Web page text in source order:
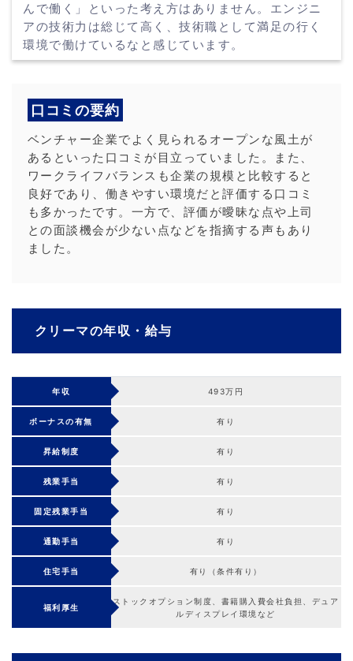
んで働く」といった考え方はありません。エンジニ
アの技術力は総じて高く、技術職として満足の行く
環境で働けているなと感じています。
口コミの要約
ベンチャー企業でよく見られるオープンな風土が
あるといった口コミが目立っていました。また、
ワークライフバランスも企業の規模と比較すると
良好であり、働きやすい環境だと評価する口コミ
も多かったです。一方で、評価が曖昧な点や上司
との面談機会が少ない点などを指摘する声もあり
ました。
クリーマの年収・給与
年収 493万円
ボーナスの有無 有り
昇給制度 有り
残業手当 有り
固定残業手当 有り
通勤手当 有り
住宅手当 有り（条件有り）
福利厚生
ストックオプション制度、書籍購入費会社負担、デュア
ルディスプレイ環境など